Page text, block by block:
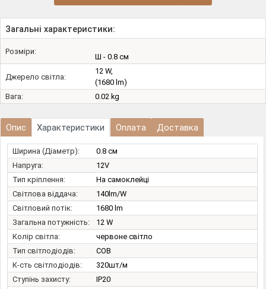
Загальні характеристики:
Розміри:
Ш - 0.8 см
Джерело світла:
12 W,
(1680 lm)
Вага:
0.02 kg
Опис Характеристики Оплата Доставка
Ширина (Діаметр):
0.8 см
Напруга:
12V
Тип кріплення:
На самоклейці
Світлова віддача:
140lm/W
Світловий потік:
1680 lm
Загальна потужність:
12 W
Колір світла:
червоне світло
Тип світлодіодів:
COB
К-сть світлодіодів:
320шт/м
Ступінь захисту:
IP20